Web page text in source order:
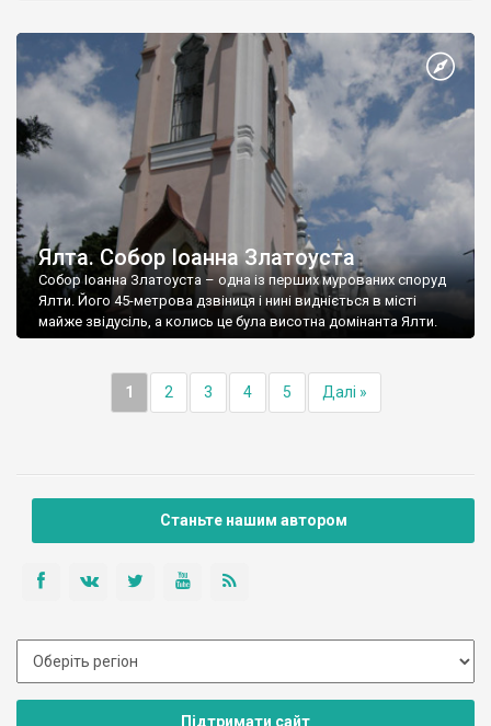
Ялта. Собор Іоанна Златоуста
Собор Іоанна Златоуста – одна із перших мурованих споруд
Ялти. Його 45-метрова дзвіниця і нині видніється в місті
майже звідусіль, а колись це була висотна домінанта Ялти.
1 2 3 4 5 Далі »
Станьте нашим автором
Підтримати сайт